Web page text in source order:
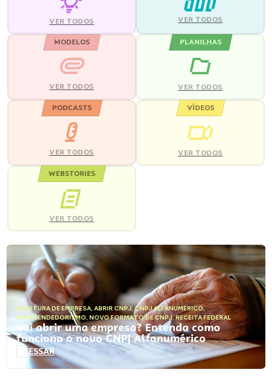
VER TODOS VER TODOS
MODELOS
VER TODOS
PLANILHAS
VER TODOS
PODCASTS
VER TODOS
VÍDEOS
VER TODOS
WEBSTORIES
VER TODOS
ABERTURA DE EMPRESA, ABRIR CNPJ,CNPJ ALFANUMÉRICO,
EMPREENDEDORISMO, NOVO FORMATO DE CNPJ,RECEITA FEDERAL
Vai abrir uma empresa? Entenda como
funciona o novo CNPJ Alfanumérico
ACESSAR